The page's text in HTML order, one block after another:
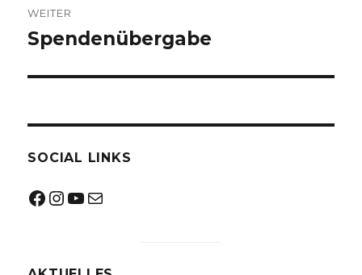
WEITER
Nächster
Spendenübergabe
SOCIAL LINKS
Facebook
Instagram
YouTube
Mail